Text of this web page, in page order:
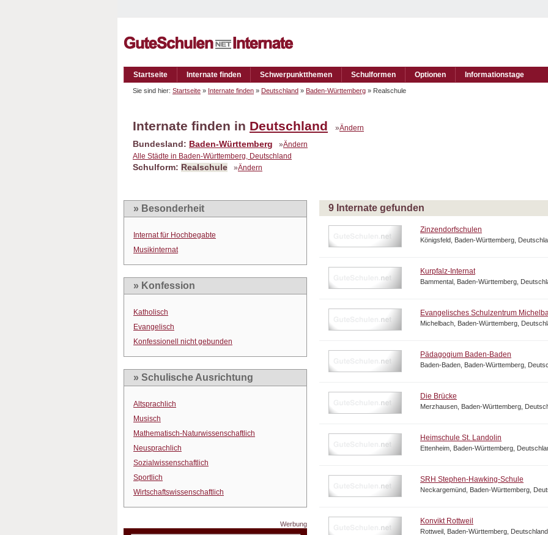
Startseite Internate finden Schwerpunktthemen Schulformen Optionen Informationstage
Sie sind hier: Startseite » Internate finden » Deutschland » Baden-Württemberg » Realschule
Internate finden in Deutschland »Ändern
Bundesland: Baden-Württemberg »Ändern
Alle Städte in Baden-Württemberg, Deutschland
Schulform: Realschule »Ändern
» Besonderheit
Internat für Hochbegabte
Musikinternat
» Konfession
Katholisch
Evangelisch
Konfessionell nicht gebunden
» Schulische Ausrichtung
Altsprachlich
Musisch
Mathematisch-Naturwissenschaftlich
Neusprachlich
Sozialwissenschaftlich
Sportlich
Wirtschaftswissenschaftlich
Werbung
9 Internate gefunden
Zinzendorfschulen
Königsfeld, Baden-Württemberg,
Kurpfalz-Internat
Bammental, Baden-Württemberg,
Evangelisches Schulzentrum
Michelbach, Baden-Württemberg,
Pädagogium Baden-Baden
Baden-Baden, Baden-Württemberg,
Die Brücke
Merzhausen, Baden-Württemberg,
Heimschule St. Landolin
Ettenheim, Baden-Württemberg,
SRH Stephen-Hawking-Schule
Neckargemünd, Baden-Württemberg,
Konvikt Rottweil
Rottweil, Baden-Württemberg, Deutschland